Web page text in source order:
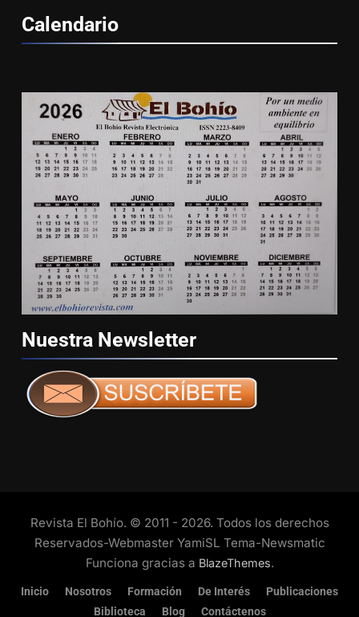
Calendario
Nuestra Newsletter
Revista El Bohío. © 2011 - 2026. Todos los derechos
Reservados-Webmaster YamiSL Tema-Newsmatic
Funciona gracias a BlazeThemes.
Inicio Nosotros Formación De Interés
Publicaciones
Biblioteca
Blog Contáctenos